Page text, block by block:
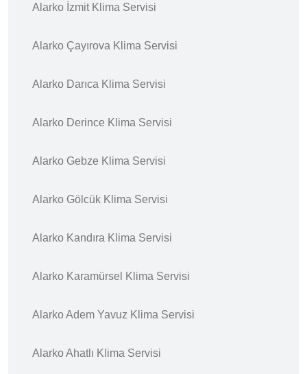
Alarko İzmit Klima Servisi
Alarko Çayırova Klima Servisi
Alarko Darıca Klima Servisi
Alarko Derince Klima Servisi
Alarko Gebze Klima Servisi
Alarko Gölcük Klima Servisi
Alarko Kandıra Klima Servisi
Alarko Karamürsel Klima Servisi
Alarko Adem Yavuz Klima Servisi
Alarko Ahatlı Klima Servisi